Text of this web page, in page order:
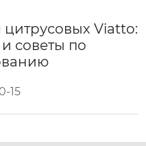
Viatto:
советы по
15